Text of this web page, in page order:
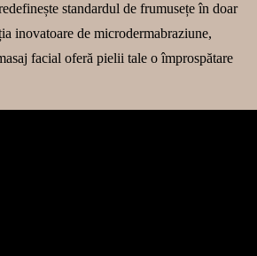
standardul de frumusețe în doar
inovatoare de microdermabraziune,
facial oferă pielii tale o împrospătare